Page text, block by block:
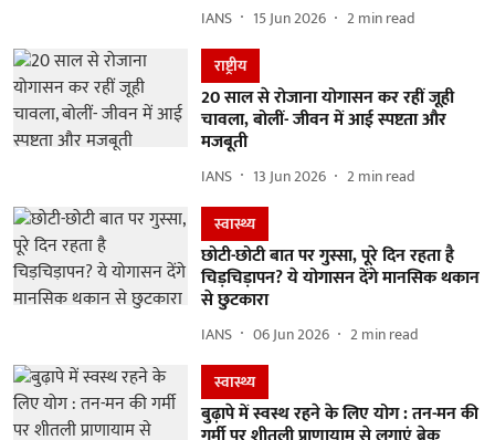
IANS 15 Jun 2026 2min read
राष्ट्रीय
20 साल से रोजाना योगासन कर रहीं जूही
चावला, बोलीं- जीवन में आई स्पष्टता और
मजबूती
IANS 13 Jun 2026 2min read
स्वास्थ्य
छोटी-छोटी बात पर गुस्सा, पूरे दिन रहता है
चिड़चिड़ापन? ये योगासन देंगे मानसिक थकान
से छुटकारा
IANS 06 Jun 2026 2min read
स्वास्थ्य
बुढ़ापे में स्वस्थ रहने के लिए योग : तन-मन की